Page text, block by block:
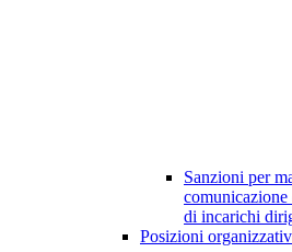
Sanzioni per
di incarichi
Posizioni